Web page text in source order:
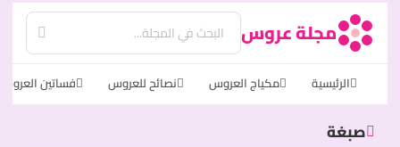
مجلة عروس
الرئيسية مكياج العروس نصائح للعروس فساتين العروس
صبغة